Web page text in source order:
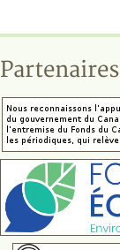
Partenaires